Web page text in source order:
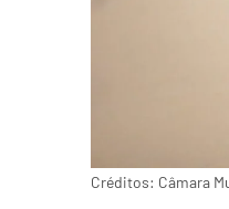
Créditos: Câmara